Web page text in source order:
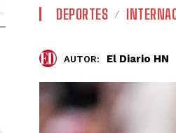
DEPORTES
AUTOR: El Diario HN